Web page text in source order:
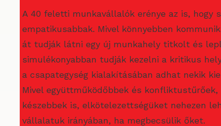
A 40 feletti munkavállalók erénye az is, hogy
empatikusabbak. Mivel könnyebben
át tudják látni egy új munkahely titkolt és
simulékonyabban tudják kezelni a kritikus
a csapategység kialakításában adhat nekik
Mivel együttműködőbbek és konfliktustűrőek,
készebbek is, elkötelezettségüket nehezen
vállalatuk irányában, ha megbecsülik őket.